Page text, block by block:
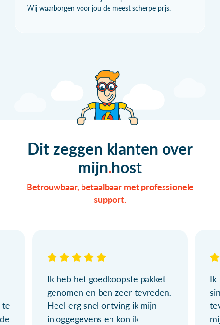
Wij waarborgen voor jou de meest scherpe prijs.
Dit zeggen klanten over
mijn host
Betrouwbaar, betaalbaar met professionele
support.
te
Ik heb het goedkoopste pakket
genomen en ben zeer tevreden.
Heel erg snel ontving ik mijn
inloggegevens en kon ik
Ik